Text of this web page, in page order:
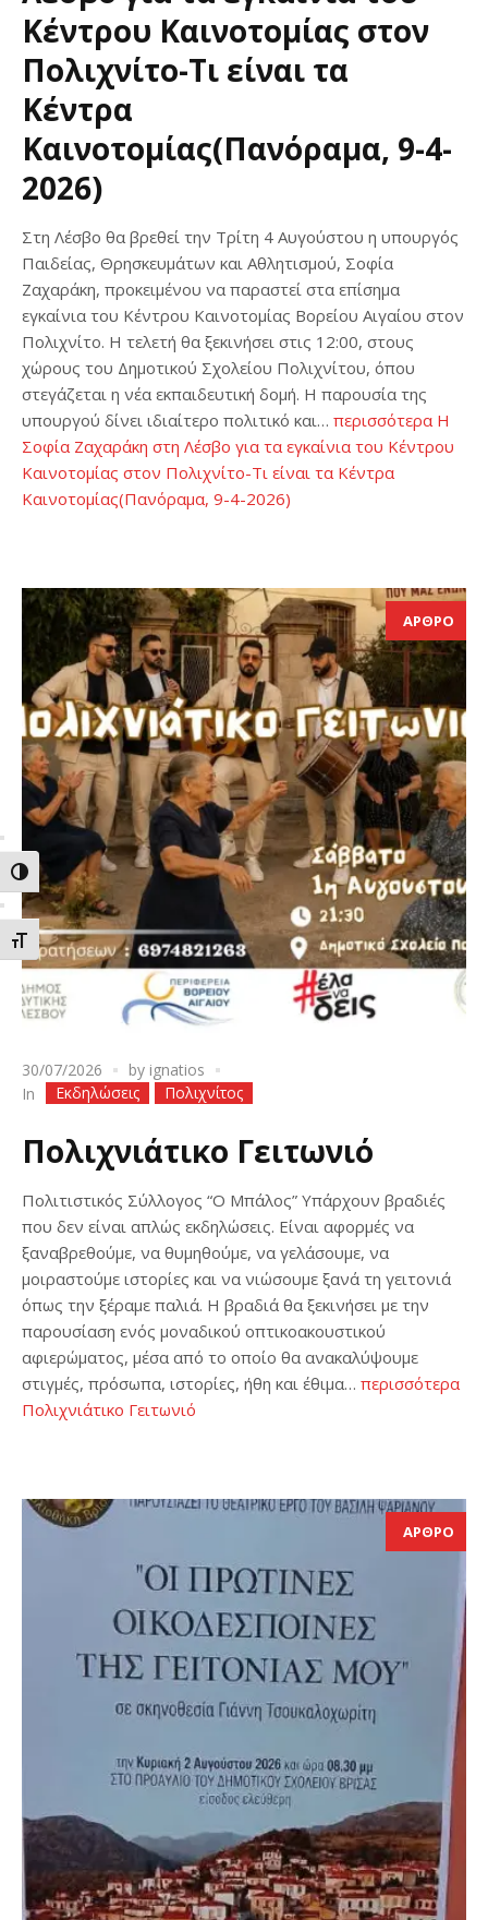
ΕΝΑΛΛΑΓΗ ΥΨΗΛΗΣ ΑΝΤΙΘΕΣΗΣ
ΕΝΑΛΛΑΓΗ ΜΕΓΕΘΟΥΣ ΓΡΑΜΜΑΤΩΝ
Κέντρου Καινοτομίας στον
Πολιχνίτο-Τι είναι τα
Κέντρα
Καινοτομίας(Πανόραμα, 9-4-
2026)
Στη Λέσβο θα βρεθεί την Τρίτη 4 Αυγούστου η υπουργός
Παιδείας, Θρησκευμάτων και Αθλητισμού, Σοφία
Ζαχαράκη, προκειμένου να παραστεί στα επίσημα
εγκαίνια του Κέντρου Καινοτομίας Βορείου Αιγαίου στον
Πολιχνίτο. Η τελετή θα ξεκινήσει στις 12:00, στους
χώρους του Δημοτικού Σχολείου Πολιχνίτου, όπου
στεγάζεται η νέα εκπαιδευτική δομή. Η παρουσία της
υπουργού δίνει ιδιαίτερο πολιτικό και… περισσότερα Η
Σοφία Ζαχαράκη στη Λέσβο για τα εγκαίνια του Κέντρου
Καινοτομίας στον Πολιχνίτο-Τι είναι τα Κέντρα
Καινοτομίας(Πανόραμα, 9-4-2026)
ΑΡΘΡΟ
30/07/2026 by ignatios
In
Εκδηλώσεις Πολιχνίτος
Πολιχνιάτικο Γειτωνιό
Πολιτιστικός Σύλλογος “Ο Μπάλος” Υπάρχουν βραδιές
που δεν είναι απλώς εκδηλώσεις. Είναι αφορμές να
ξαναβρεθούμε, να θυμηθούμε, να γελάσουμε, να
μοιραστούμε ιστορίες και να νιώσουμε ξανά τη γειτονιά
όπως την ξέραμε παλιά. Η βραδιά θα ξεκινήσει με την
παρουσίαση ενός μοναδικού οπτικοακουστικού
αφιερώματος, μέσα από το οποίο θα ανακαλύψουμε
στιγμές, πρόσωπα, ιστορίες, ήθη και έθιμα… περισσότερα
Πολιχνιάτικο Γειτωνιό
ΑΡΘΡΟ